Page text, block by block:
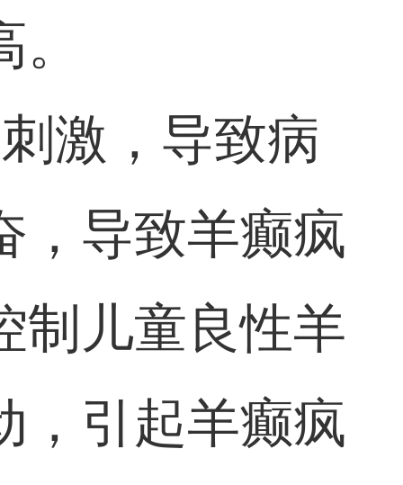
激，导致病
，导致羊癫疯
制儿童良性羊
，引起羊癫疯